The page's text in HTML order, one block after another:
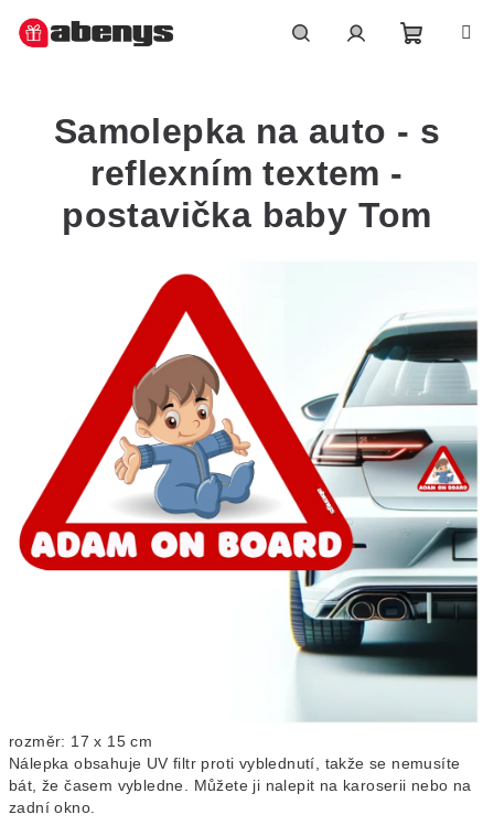
košík
rozměr: 17 x 15 cm
Nálepka obsahuje UV filtr proti vyblednutí, takže se nemusíte
bát, že časem vybledne. Můžete ji nalepit na karoserii nebo na
zadní okno.
Samolepka na auto - s
reflexním textem -
postavička baby Tom